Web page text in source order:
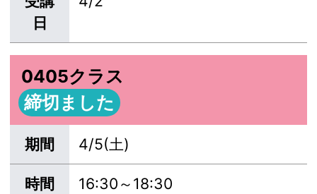
日
0405クラス
締切ました
期間 4/5(土)
時間 16:30～18:30